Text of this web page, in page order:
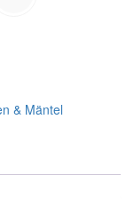
& Mäntel